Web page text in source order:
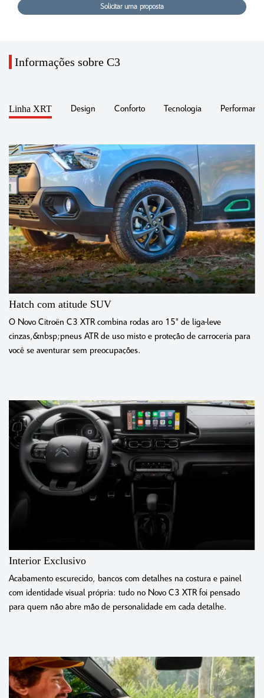
Solicitar uma proposta
Informações sobre C3
Linha XRT Design Conforto Tecnologia
Hatch com atitude SUV
O Novo Citroën C3 XTR combina rodas aro 15" de liga-leve
cinzas,&nbsp;pneus ATR de uso misto e proteção de carroceria para
você se aventurar sem preocupações.
Interior Exclusivo
Acabamento escurecido, bancos com detalhes na costura e painel
com identidade visual própria: tudo no Novo C3 XTR foi pensado
para quem não abre mão de personalidade em cada detalhe.